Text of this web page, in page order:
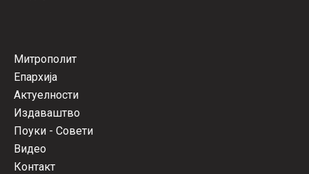
Митрополит
Епархија
Актуелности
Издаваштво
Поуки - Совети
Видео
Контакт